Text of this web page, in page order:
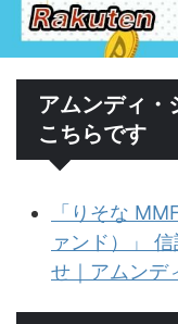
アムンディ・
こちらです
「りそな
ァンド）」
せ｜アムンデ